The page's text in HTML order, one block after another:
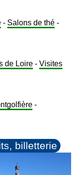
- Salons de thé -
de Loire - Visites
-
billetterie